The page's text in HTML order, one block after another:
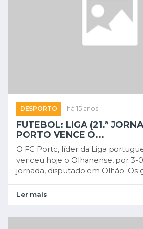
DESPORTO há 15 anos
FUTEBOL: LIGA (21.ª
PORTO VENCE O...
O FC Porto, líder da Liga
venceu hoje o Olhanense, por 3-
jornada, disputado em Olhão. Os
Ler mais